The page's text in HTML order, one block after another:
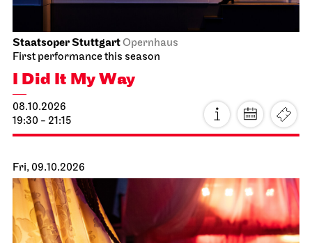
Staatsoper StuttgartOpernhaus
First performance this season
I Did It My Way
08.10.2026
19:30 - 21:15
Fri, 09.10.2026